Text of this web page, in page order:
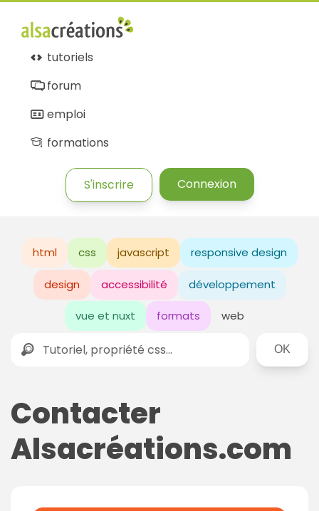
tutoriels
forum
emploi
formations
S'inscrire Connexion
html css javascript responsive design
design accessibilité développement
vue et nuxt formats web
Rechercher
Contacter
Alsacréations.com